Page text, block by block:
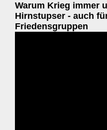
Warum Krieg immer
Hirnstupser - auch
Friedensgruppen